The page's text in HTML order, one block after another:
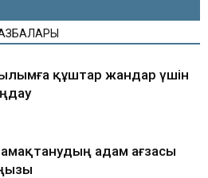
құштар жандар үшін
адам ағзасы